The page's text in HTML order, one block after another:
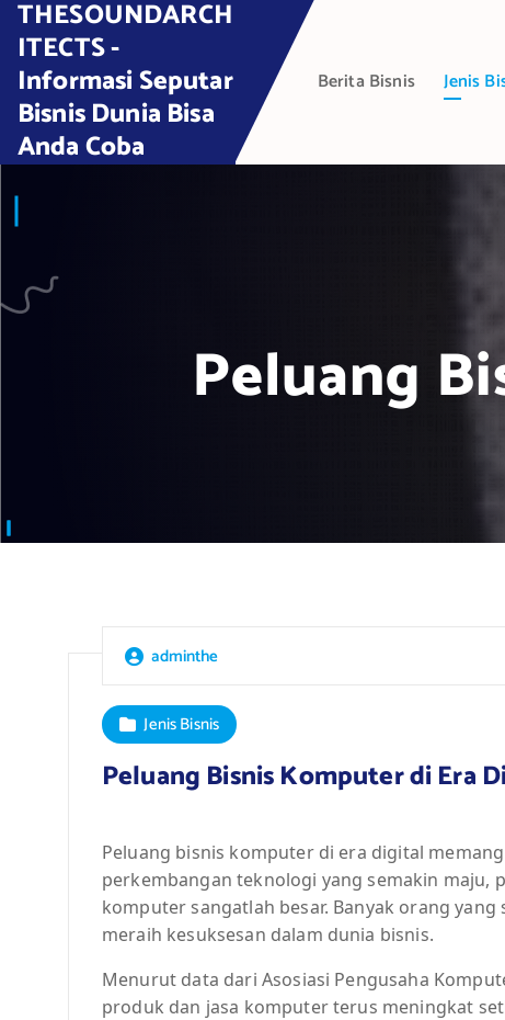
n
THESOUNDARCH
ITECTS -
Informasi Seputar
Bisnis Dunia Bisa
Anda Coba
Berita Bisnis Jenis
Peluang
adminthe
Jenis Bisnis
Peluang Bisnis Komputer di Era
Peluang bisnis komputer di era digital
perkembangan teknologi yang semakin maju,
komputer sangatlah besar. Banyak orang
meraih kesuksesan dalam dunia bisnis.
Menurut data dari Asosiasi Pengusaha
produk dan jasa komputer terus meningkat